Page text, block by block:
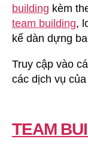
building kèm
team building,
kế dàn dựng
Truy cập vào
các dịch vụ
TEAM